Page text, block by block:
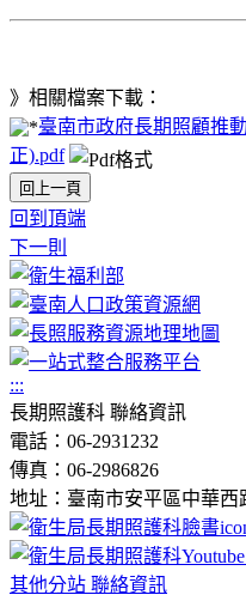
》相關檔案下載：
臺南市政府長期照顧推
正).pdf
回上一頁
回到頂端
下一則
:::
長期照護科 聯絡資訊
電話：06-2931232
傳真：06-2986826
地址：臺南市安平區中華西
其他分站 聯絡資訊